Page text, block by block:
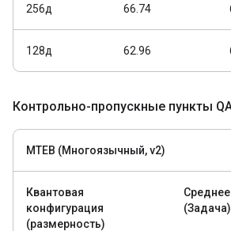
256д 66.74
128д 62.96
Контрольно-пропускные пункты
MTEB (Многоязычный, v2)
Квантовая
конфигурация
(размерность)
Среднее
(Задача)